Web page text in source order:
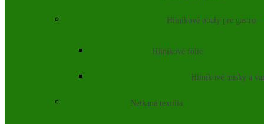
Hliníkové obaly pre gastro
Hliníkové fólie
Hliníkové misky a
Netkaná textília